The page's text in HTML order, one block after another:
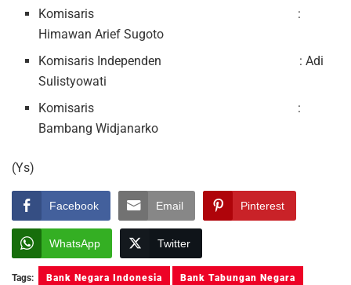
Komisaris :
Himawan Arief Sugoto
Komisaris Independen : Adi
Sulistyowati
Komisaris :
Bambang Widjanarko
(Ys)
Facebook Email Pinterest
WhatsApp Twitter
Tags: Bank Negara Indonesia Bank Tabungan Negara